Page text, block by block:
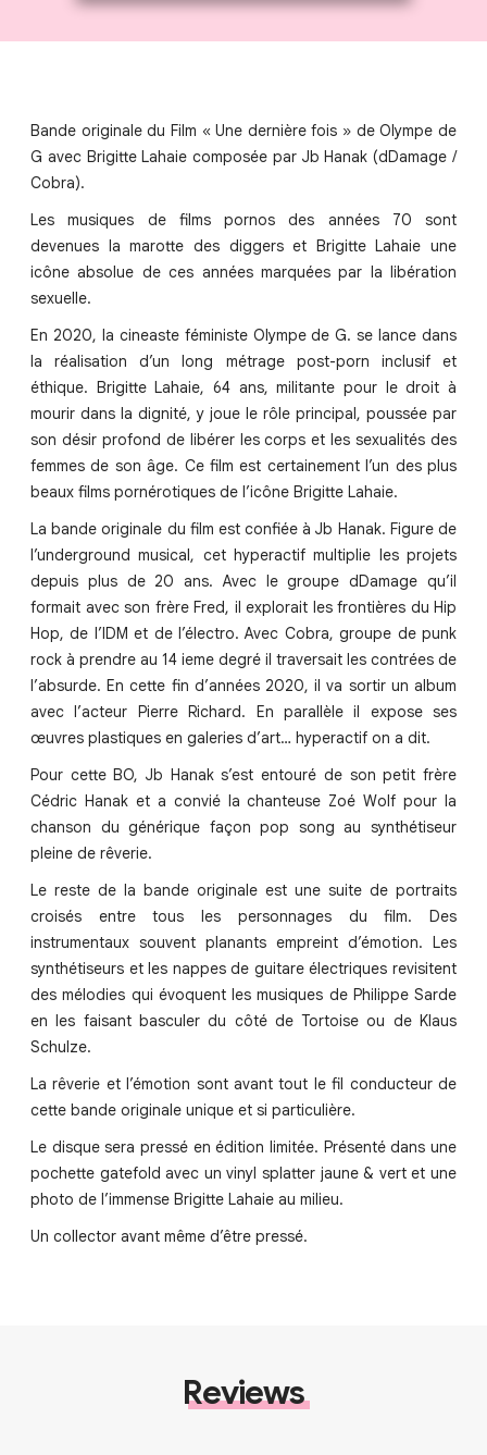
Bande originale du Film « Une dernière fois » de Olympe de
G avec Brigitte Lahaie composée par Jb Hanak (dDamage /
Cobra).
Les musiques de films pornos des années 70 sont
devenues la marotte des diggers et Brigitte Lahaie une
icône absolue de ces années marquées par la libération
sexuelle.
En 2020, la cineaste féministe Olympe de G. se lance dans
la réalisation d’un long métrage post-porn inclusif et
éthique. Brigitte Lahaie, 64 ans, militante pour le droit à
mourir dans la dignité, y joue le rôle principal, poussée par
son désir profond de libérer les corps et les sexualités des
femmes de son âge. Ce film est certainement l’un des plus
beaux films pornérotiques de l’icône Brigitte Lahaie.
La bande originale du film est confiée à Jb Hanak. Figure de
l’underground musical, cet hyperactif multiplie les projets
depuis plus de 20 ans. Avec le groupe dDamage qu’il
formait avec son frère Fred, il explorait les frontières du Hip
Hop, de l’IDM et de l’électro. Avec Cobra, groupe de punk
rock à prendre au 14 ieme degré il traversait les contrées de
l’absurde. En cette fin d’années 2020, il va sortir un album
avec l’acteur Pierre Richard. En parallèle il expose ses
œuvres plastiques en galeries d’art… hyperactif on a dit.
Pour cette BO, Jb Hanak s’est entouré de son petit frère
Cédric Hanak et a convié la chanteuse Zoé Wolf pour la
chanson du générique façon pop song au synthétiseur
pleine de rêverie.
Le reste de la bande originale est une suite de portraits
croisés entre tous les personnages du film. Des
instrumentaux souvent planants empreint d’émotion. Les
synthétiseurs et les nappes de guitare électriques revisitent
des mélodies qui évoquent les musiques de Philippe Sarde
en les faisant basculer du côté de Tortoise ou de Klaus
Schulze.
La rêverie et l’émotion sont avant tout le fil conducteur de
cette bande originale unique et si particulière.
Le disque sera pressé en édition limitée. Présenté dans une
pochette gatefold avec un vinyl splatter jaune & vert et une
photo de l’immense Brigitte Lahaie au milieu.
Un collector avant même d’être pressé.
Reviews